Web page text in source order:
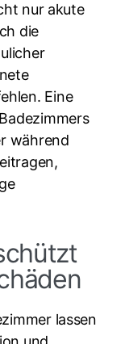
nur akute
die
Eine
während
lassen